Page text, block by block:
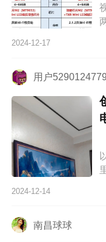
2024-12-17
用户5290124779
2024-12-14
南昌球球